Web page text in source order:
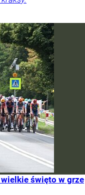
wielkie święto w grze